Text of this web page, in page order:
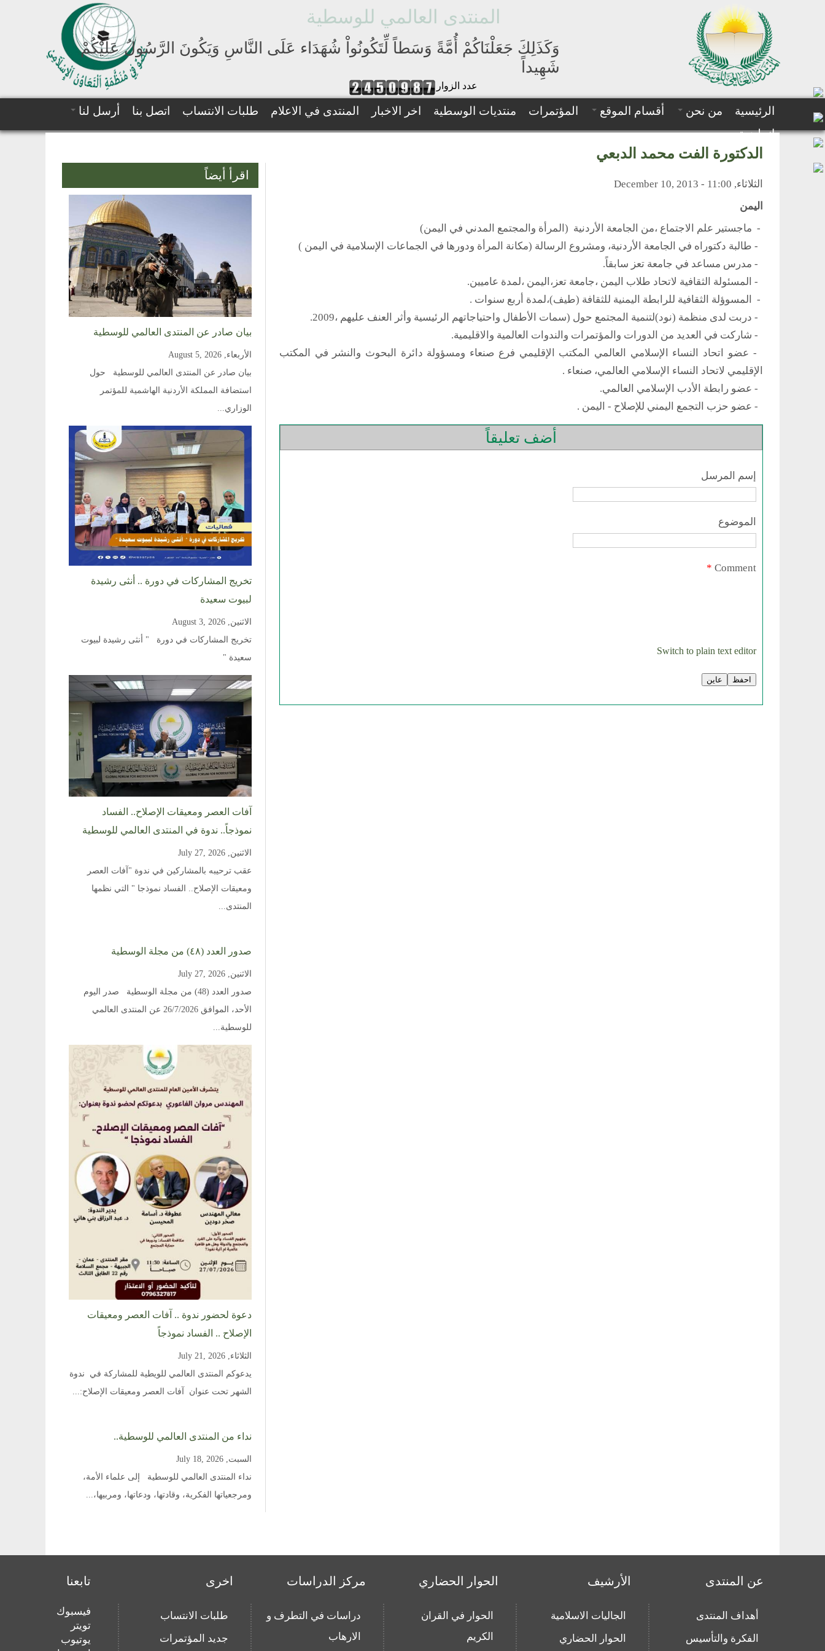
المنتدى العالمي للوسطية
وَكَذَلِكَ جَعَلْنَاكُمْ أُمَّةً وَسَطاً لِّتَكُونُواْ شُهَدَاء عَلَى النَّاسِ وَيَكُونَ الرَّسُولُ عَلَيْكُمْ
شَهِيداً
عدد الزوار
الرئيسية من نحن أقسام الموقع المؤتمرات منتديات الوسطية اخر الاخبار المنتدى في الاعلام طلبات الانتساب اتصل بنا
أرسل لنا
إنجليزية
الدكتورة الفت محمد الدبعي
الثلاثاء, December 10, 2013 - 11:00
اليمن
- ماجستير علم الاجتماع ،من الجامعة الأردنية (المرأة والمجتمع المدني في اليمن)
- طالبة دكتوراه في الجامعة الأردنية، ومشروع الرسالة (مكانة المرأة ودورها في الجماعات الإسلامية في اليمن )
- مدرس مساعد في جامعة تعز سابقاً.
- المسئولة الثقافية لاتحاد طلاب اليمن ،جامعة تعز،اليمن ،لمدة عاميين.
- المسوؤلة الثقافية للرابطة اليمنية للثقافة (طيف)،لمدة أربع سنوات .
- دربت لدى منظمة (نود)لتنمية المجتمع حول (سمات الأطفال واحتياجاتهم الرئيسية وأثر العنف عليهم ،2009.
- شاركت في العديد من الدورات والمؤتمرات والندوات العالمية والاقليمية.
- عضو اتحاد النساء الإسلامي العالمي المكتب الإقليمي فرع صنعاء ومسؤولة دائرة البحوث والنشر في المكتب
الإقليمي لاتحاد النساء الإسلامي العالمي، صنعاء .
- عضو رابطة الأدب الإسلامي العالمي.
- عضو حزب التجمع اليمني للإصلاح - اليمن .
أضف تعليقاً
إسم المرسل
الموضوع
Comment
*
Switch to plain text editor
اقرأ أيضاً
بيان صادر عن المنتدى العالمي للوسطية
الأربعاء, August 5, 2026
بيان صادر عن المنتدى العالمي للوسطية حول
استضافة المملكة الأردنية الهاشمية للمؤتمر
الوزاري...
تخريج المشاركات في دورة .. أنثى رشيدة
لبيوت سعيدة
الاثنين, August 3, 2026
تخريج المشاركات في دورة " أنثى رشيدة لبيوت
سعيدة "
آفات العصر ومعيقات الإصلاح.. الفساد
نموذجاً.. ندوة في المنتدى العالمي للوسطية
الاثنين, July 27, 2026
عقب ترحيبه بالمشاركين في ندوة "آفات العصر
ومعيقات الإصلاح.. الفساد نموذجا " التي نظمها
المنتدى...
صدور العدد (٤٨) من مجلة الوسطية
الاثنين, July 27, 2026
صدور العدد (48) من مجلة الوسطية صدر اليوم
الأحد، الموافق 26/7/2026 عن المنتدى العالمي
للوسطية...
دعوة لحضور ندوة .. آفات العصر ومعيقات
الإصلاح .. الفساد نموذجاً
الثلاثاء, July 21, 2026
يدعوكم المنتدى العالمي للويطية للمشاركة في ندوة
الشهر تحت عنوان آفات العصر ومعيقات الإصلاح:...
نداء من المنتدى العالمي للوسطية..
السبت, July 18, 2026
نداء المنتدى العالمي للوسطية إلى علماء الأمة،
ومرجعياتها الفكرية، وقادتها، ودعاتها، ومربيها،...
عن المنتدى
أهداف المنتدى
الفكرة والتأسيس
الأرشيف
الجاليات الاسلامية
الحوار الحضاري
الحوار الحضاري
الحوار في القران
الكريم
مركز الدراسات
دراسات في التطرف و
الارهاب
اخرى
طلبات الانتساب
جديد المؤتمرات
تابعنا
فيسبوك
تويتر
يوتيوب